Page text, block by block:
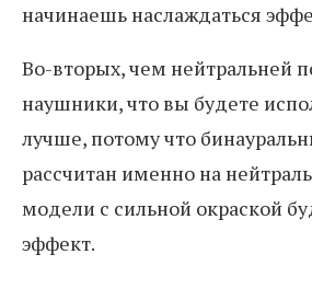
начинаешь наслаждаться
Во-вторых, чем нейтральней
наушники, что вы будете
лучше, потому что
рассчитан именно на
модели с сильной окраской
эффект.